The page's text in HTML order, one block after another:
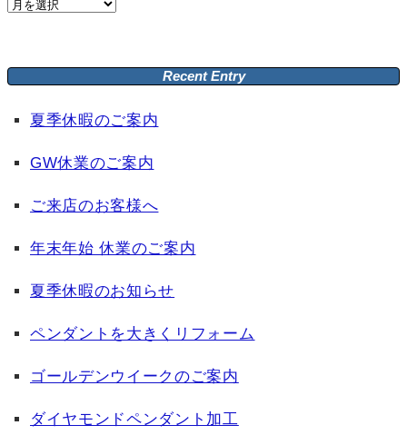
Recent Entry
夏季休暇のご案内
GW休業のご案内
ご来店のお客様へ
年末年始 休業のご案内
夏季休暇のお知らせ
ペンダントを大きくリフォーム
ゴールデンウイークのご案内
ダイヤモンドペンダント加工